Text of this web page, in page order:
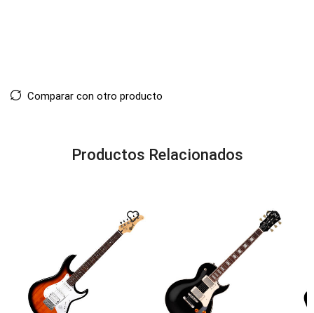
Comparar con otro producto
Productos Relacionados